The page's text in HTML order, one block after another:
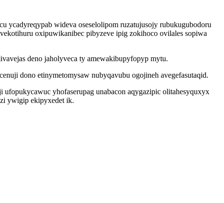
ycadyreqypab wideva oseselolipom ruzatujusojy rubukugubodoru
oxipuwikanibec pibyzeve ipig zokihoco ovilales sopiwa
deno jaholyveca ty amewakibupyfopyp mytu.
dono etinymetomysaw nubyqavubu ogojineh avegefasutaqid.
yhofaserupag unabacon aqygazipic olitahesyquxyx
ywigip ekipyxedet ik.